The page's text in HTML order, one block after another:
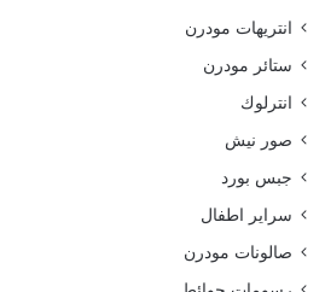
انتريهات مودرن
ستائر مودرن
انترلوك
صور نيش
جبس بورد
سراير اطفال
صالونات مودرن